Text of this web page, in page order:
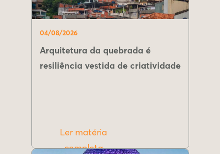
04/08/2026
Arquitetura da quebrada é
resiliência vestida de criatividade
Ler matéria
completa